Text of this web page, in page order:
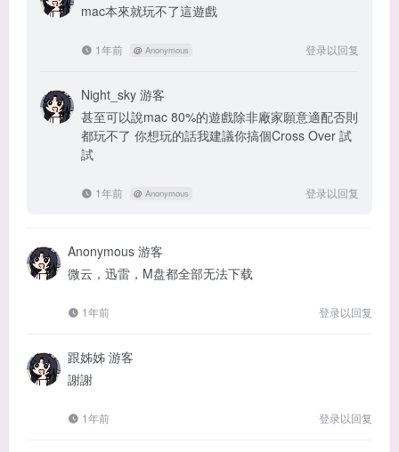
mac本來就玩不了這遊戲
1年前 @ Anonymous 登录以回复
Night_sky 游客
甚至可以說mac 80%的遊戲除非廠家願意適配否則
都玩不了 你想玩的話我建議你搞個Cross Over 試
試
1年前 @ Anonymous 登录以回复
Anonymous 游客
微云，迅雷，M盘都全部无法下载
1年前 登录以回复
跟姊姊 游客
謝謝
1年前 登录以回复